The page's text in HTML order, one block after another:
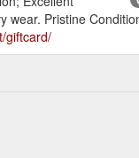
Pristine
giftcard/